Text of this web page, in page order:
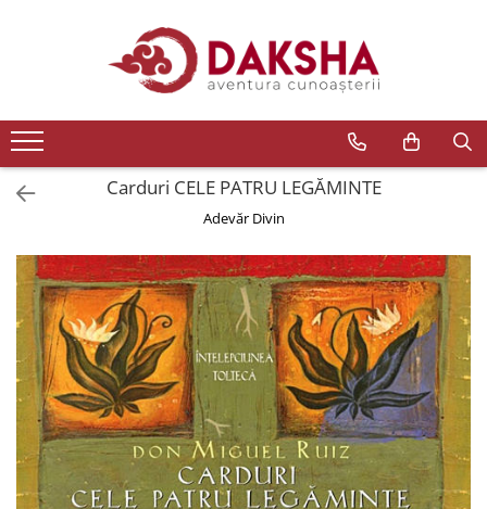
Editura Daksha
Seria Radu Cinamar
Seria Anton Parks
Seria Immanuel Velikovsky
Dezvăluiri
Spiritualitate
Extratereștrii
OZN
Transformare spirituală
Psihologie
Dezvoltare personală
Carduri CELE PATRU LEGĂMINTE
Adevăr Divin